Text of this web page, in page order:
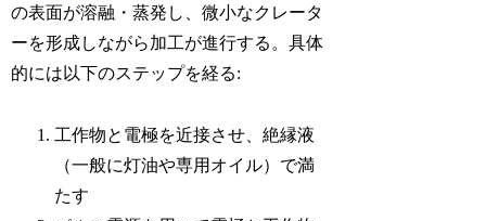
の表面が溶融・蒸発し、微小なクレータ
ーを形成しながら加工が進行する。具体
的には以下のステップを経る:
工作物と電極を近接させ、絶縁液
（一般に灯油や専用オイル）で満
たす